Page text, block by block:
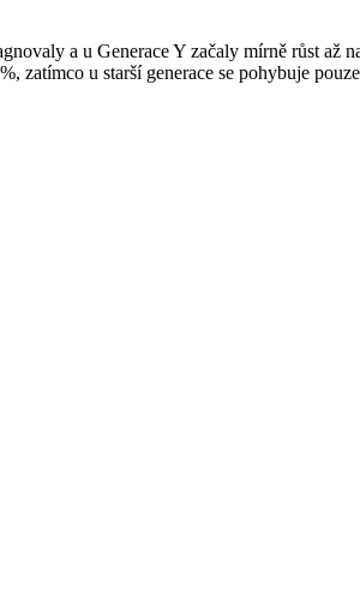
a u Generace Y začaly mírně růst až
zatímco u starší generace se pohybuje